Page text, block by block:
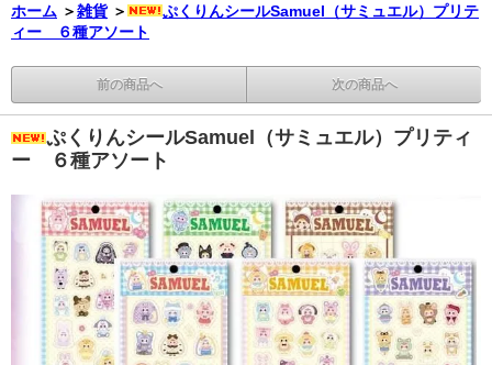
ホーム ＞雑貨 ＞
ぷくりんシールSamuel（サミュエル）プリテ
ィー ６種アソート
前の商品へ 次の商品へ
ぷくりんシールSamuel（サミュエル）プリティ
ー ６種アソート